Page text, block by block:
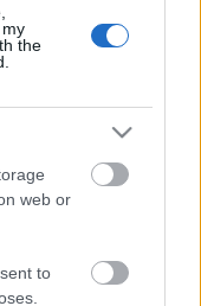
the
web or
to
φιλοξενία
στον
Δεν είναι
αυστηρό fine